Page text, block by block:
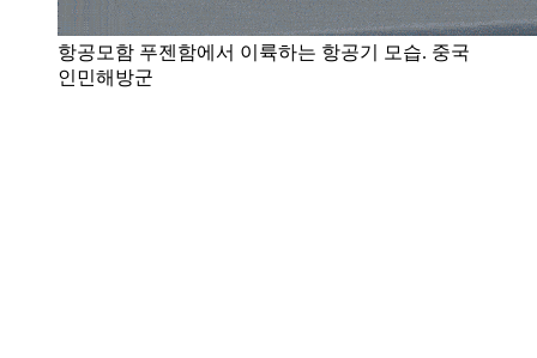
항공모함 푸젠함에서 이륙하는 항공기 모습. 중국
인민해방군